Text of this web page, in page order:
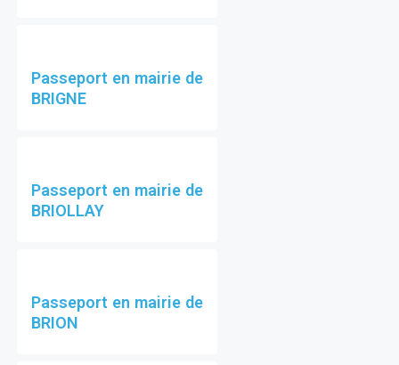
Passeport en mairie de
BRIGNE
Passeport en mairie de
BRIOLLAY
Passeport en mairie de
BRION